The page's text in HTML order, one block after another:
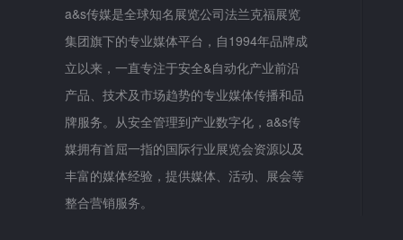
a&s传媒是全球知名展览公司法兰克福展览
集团旗下的专业媒体平台，自1994年品牌成
立以来，一直专注于安全&自动化产业前沿
产品、技术及市场趋势的专业媒体传播和品
牌服务。从安全管理到产业数字化，a&s传
媒拥有首屈一指的国际行业展览会资源以及
丰富的媒体经验，提供媒体、活动、展会等
整合营销服务。